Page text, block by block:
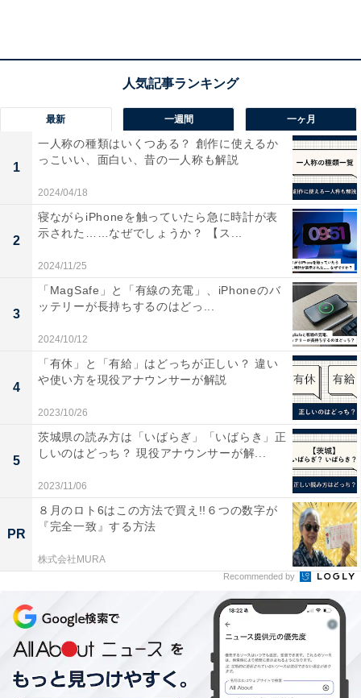
Web版で「スーパー還元」を設定してみた
筆者の場合、アプリでは対象となっていなかったので、
Web版でスーパー還元を試してみることにします。今回
WEB版のマイページで「スーパー還元の設定」ができる（出典：楽天ラク
マ）
マイページに「スーパー還元の設定」が出ているので、
クリックします。
最新 一週間 一ヶ月
1
一人称の種類はいくつある？ 創作に使えるか
っこいい、面白い、昔の一人称も解説
2024/04/18
2
寝ながらiPhoneを触っていたら急に時計が表
示された……なぜでしょうか？ 【ス...
2024/11/25
3
「MagSafe」と「有線の充電」、iPhoneのバ
ッテリーが長持ちするのはどっ...
2024/10/12
4
「有休」と「有給」はどっちが正しい？ 違い
や使い方を現役アナウンサーが解説
2023/10/26
5
茨城県の読み方は「いばらぎ」「いばらき」正
しいのはどっち？ 現役アナウンサーが解...
2023/11/06
PR
８月のロト6はこの方法で買え!!６つの数字が
『完全一致』する方法
株式会社MURA
Recommended by